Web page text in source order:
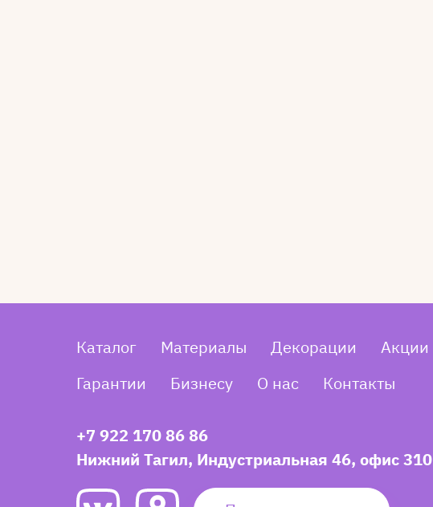
Каталог Материалы Декорации Акции
Гарантии
Бизнесу О нас Контакты
+7 922 170 86 86
Нижний Тагил, Индустриальная 46, офис 310